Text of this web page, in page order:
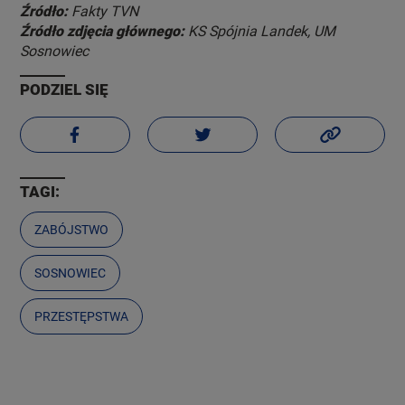
Źródło: Fakty TVN
Źródło zdjęcia głównego: KS Spójnia Landek, UM
Sosnowiec
PODZIEL SIĘ
TAGI:
ZABÓJSTWO
SOSNOWIEC
PRZESTĘPSTWA